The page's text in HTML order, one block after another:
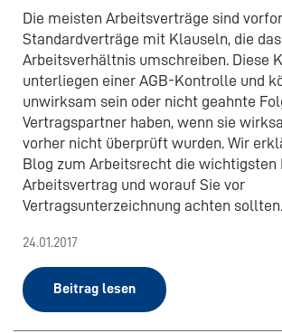
Die meisten Arbeitsverträge sind
Standardverträge mit Klauseln, die das
Arbeitsverhältnis umschreiben. Diese
unterliegen einer AGB-Kontrolle und
unwirksam sein oder nicht geahnte
Vertragspartner haben, wenn sie
vorher nicht überprüft wurden. Wir
Blog zum Arbeitsrecht die wichtigsten
Arbeitsvertrag und worauf Sie vor
Vertragsunterzeichnung achten sollten.
24.01.2017
Beitrag lesen